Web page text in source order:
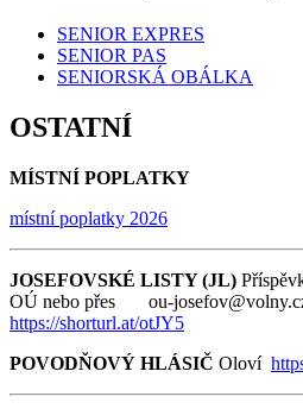
SENIOR EXPRES
SENIOR PAS
SENIORSKÁ OBÁLKA
OSTATNÍ
MÍSTNÍ POPLATKY
místní poplatky 2026
JOSEFOVSKÉ LISTY (JL)
OÚ nebo přes ou-
https://shorturl.at/otJY5
POVODŇOVÝ HLÁSIČ Oloví